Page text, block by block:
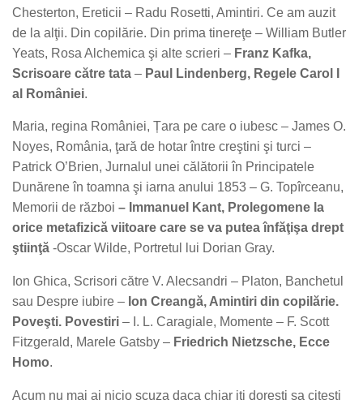
Chesterton, Ereticii – Radu Rosetti, Amintiri. Ce am auzit
de la alţii. Din copilărie. Din prima tinereţe – William Butler
Yeats, Rosa Alchemica şi alte scrieri – Franz Kafka,
Scrisoare către tata – Paul Lindenberg, Regele Carol I
al României.
Maria, regina României, Țara pe care o iubesc – James O.
Noyes, România, ţară de hotar între creştini şi turci –
Patrick O’Brien, Jurnalul unei călătorii în Principatele
Dunărene în toamna şi iarna anului 1853 – G. Topîrceanu,
Memorii de război – Immanuel Kant, Prolegomene la
orice metafizică viitoare care se va putea înfăţişa drept
ştiinţă -Oscar Wilde, Portretul lui Dorian Gray.
Ion Ghica, Scrisori către V. Alecsandri – Platon, Banchetul
sau Despre iubire – Ion Creangă, Amintiri din copilărie.
Poveşti. Povestiri – I. L. Caragiale, Momente – F. Scott
Fitzgerald, Marele Gatsby – Friedrich Nietzsche, Ecce
Homo.
Acum nu mai ai nicio scuza daca chiar iti doresti sa citesti